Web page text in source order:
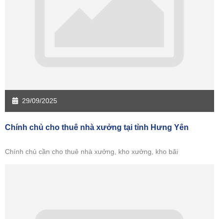
29/09/2025
Chính chủ cho thuê nhà xưởng tại tỉnh Hưng Yên
Chính chủ cần cho thuê nhà xưởng, kho xưởng, kho bãi